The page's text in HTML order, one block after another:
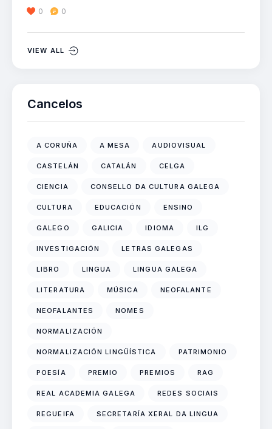
0 0
VIEW ALL
Cancelos
A CORUÑA A MESA AUDIOVISUAL
CASTELÁN CATALÁN CELGA
CIENCIA CONSELLO DA CULTURA GALEGA
CULTURA EDUCACIÓN ENSINO
GALEGO GALICIA IDIOMA ILG
INVESTIGACIÓN LETRAS GALEGAS
LIBRO LINGUA LINGUA GALEGA
LITERATURA MÚSICA NEOFALANTE
NEOFALANTES NOMES
NORMALIZACIÓN
NORMALIZACIÓN LINGÜÍSTICA PATRIMONIO
POESÍA PREMIO PREMIOS RAG
REAL ACADEMIA GALEGA REDES SOCIAIS
REGUEIFA SECRETARÍA XERAL DA LINGUA